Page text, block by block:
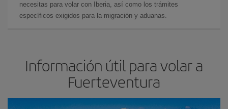
necesitas para volar con Iberia, así como los trámites
específicos exigidos para la migración y aduanas.
Información útil para volar a
Fuerteventura